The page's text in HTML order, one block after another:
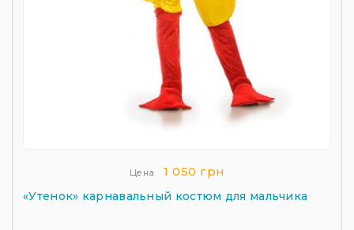
Цена 1 050 грн
«Утенок» карнавальный костюм для мальчика